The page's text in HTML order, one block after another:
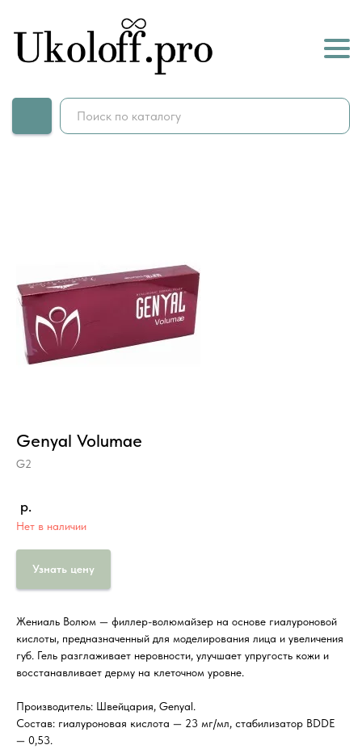
Genyal Volumae
G2
р.
Нет в наличии
Узнать цену
Жениаль Волюм — филлер-волюмайзер на основе гиалуроновой
кислоты, предназначенный для моделирования лица и увеличения
губ. Гель разглаживает неровности, улучшает упругость кожи и
восстанавливает дерму на клеточном уровне.
Производитель: Швейцария, Genyal.
Состав: гиалуроновая кислота — 23 мг/мл, стабилизатор BDDE
— 0,53.